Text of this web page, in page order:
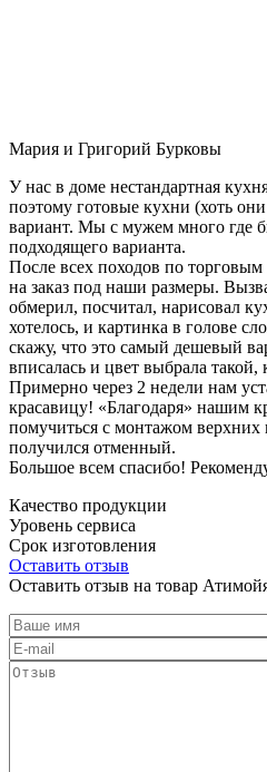
Мария и Григорий Бурковы
У нас в доме нестандартная
поэтому готовые кухни (хоть
вариант. Мы с мужем много где
подходящего варианта.
После всех походов по
на заказ под наши размеры.
обмерил, посчитал, нарисовал
хотелось, и картинка в голове
скажу, что это самый дешевый
вписалась и цвет выбрала такой,
Примерно через 2 недели нам
красавицу! «Благодаря» нашим
помучиться с монтажом верхних
получился отменный.
Большое всем спасибо!
Качество продукции
Уровень сервиса
Срок изготовления
Оставить отзыв
Оставить отзыв на товар